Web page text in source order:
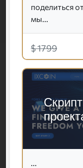
поделиться
мы...
$ 1799
...